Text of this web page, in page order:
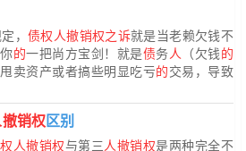
， 债权人撤销权之诉就是当老赖欠钱不
的一把尚方宝剑！就是债务人 （欠钱的
卖资产或者搞些明显吃亏的交易，导致
撤销权区别
人撤销权与第三人撤销权是两种完全不